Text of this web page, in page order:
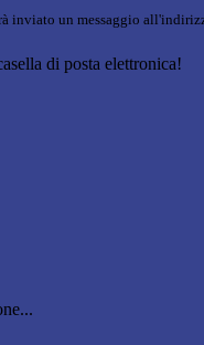
inviato un messaggio
di posta elettronica!